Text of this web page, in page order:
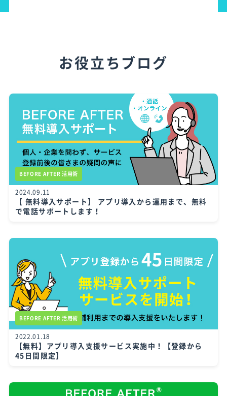
お役立ちブログ
BEFORE AFTER 活用術
2024.09.11
【 無料導入サポート】 アプリ導入から運用まで、無料
で電話サポートします！
BEFORE AFTER 活用術
2022.01.18
【無料】アプリ導入支援サービス実施中！【登録から
45日間限定】